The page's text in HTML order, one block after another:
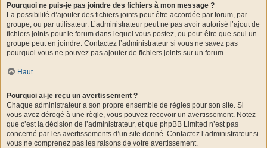
Pourquoi ne puis-je pas joindre des fichiers à mon message ?
La possibilité d’ajouter des fichiers joints peut être accordée par forum, par
groupe, ou par utilisateur. L’administrateur peut ne pas avoir autorisé l’ajout de
fichiers joints pour le forum dans lequel vous postez, ou peut-être que seul un
groupe peut en joindre. Contactez l’administrateur si vous ne savez pas
pourquoi vous ne pouvez pas ajouter de fichiers joints sur un forum.
Haut
Pourquoi ai-je reçu un avertissement ?
Chaque administrateur a son propre ensemble de règles pour son site. Si
vous avez dérogé à une règle, vous pouvez recevoir un avertissement. Notez
que c’est la décision de l’administrateur, et que phpBB Limited n’est pas
concerné par les avertissements d’un site donné. Contactez l’administrateur si
vous ne comprenez pas les raisons de votre avertissement.